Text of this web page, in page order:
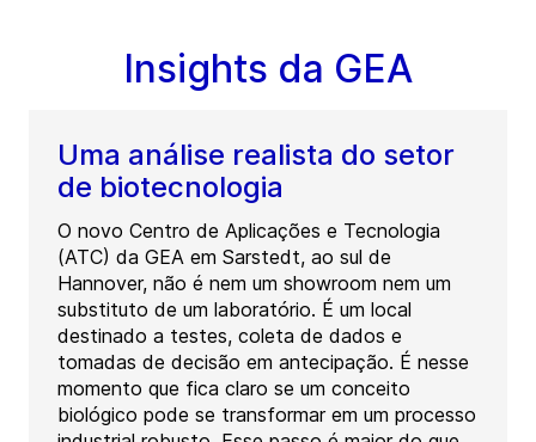
Insights da GEA
Uma análise realista do setor
de biotecnologia
O novo Centro de Aplicações e Tecnologia
(ATC) da GEA em Sarstedt, ao sul de
Hannover, não é nem um showroom nem um
substituto de um laboratório. É um local
destinado a testes, coleta de dados e
tomadas de decisão em antecipação. É nesse
momento que fica claro se um conceito
biológico pode se transformar em um processo